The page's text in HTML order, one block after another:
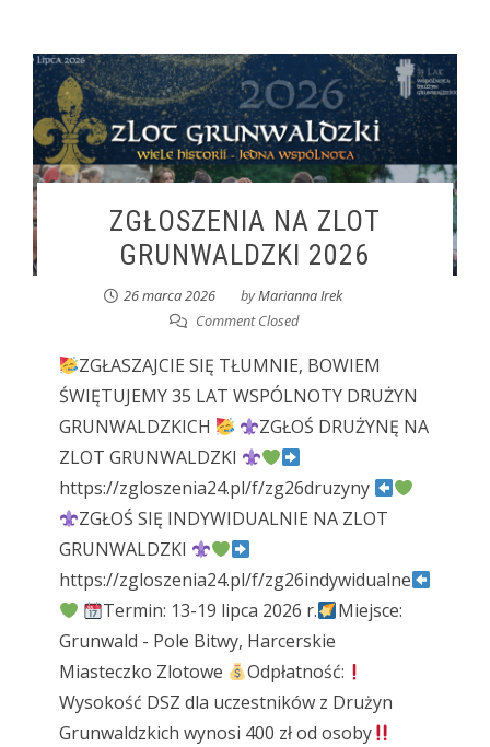
ZGŁOSZENIA NA ZLOT
GRUNWALDZKI 2026
26 marca 2026 byMarianna Irek
Comment Closed
ZGŁASZAJCIE SIĘ TŁUMNIE, BOWIEM
ŚWIĘTUJEMY 35 LAT WSPÓLNOTY DRUŻYN
GRUNWALDZKICH
ZGŁOŚ DRUŻYNĘ NA
ZLOT GRUNWALDZKI
https://zgloszenia24.pl/f/zg26druzyny
ZGŁOŚ SIĘ INDYWIDUALNIE NA ZLOT
GRUNWALDZKI
https://zgloszenia24.pl/f/zg26indywidualne
Termin: 13-19 lipca 2026 r.
Miejsce:
Grunwald - Pole Bitwy, Harcerskie
Miasteczko Zlotowe
Odpłatność:
Wysokość DSZ dla uczestników z Drużyn
Grunwaldzkich wynosi 400 zł od osoby